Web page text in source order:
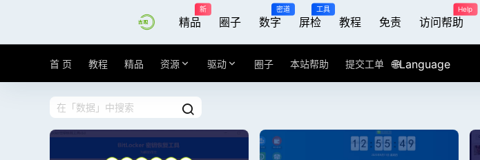
精品
新
圈子 数字
密道
屏检
工具
教程 免责 访问帮助
Help
首 页 教程 精品 资源 驱动 圈子 本站帮助 提交工单 🌐Language